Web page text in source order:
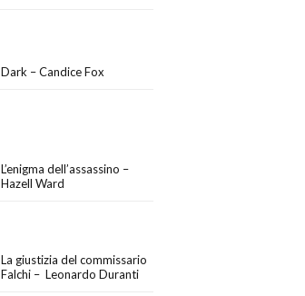
Dark – Candice Fox
L’enigma dell’assassino –
Hazell Ward
La giustizia del commissario
Falchi – Leonardo Duranti